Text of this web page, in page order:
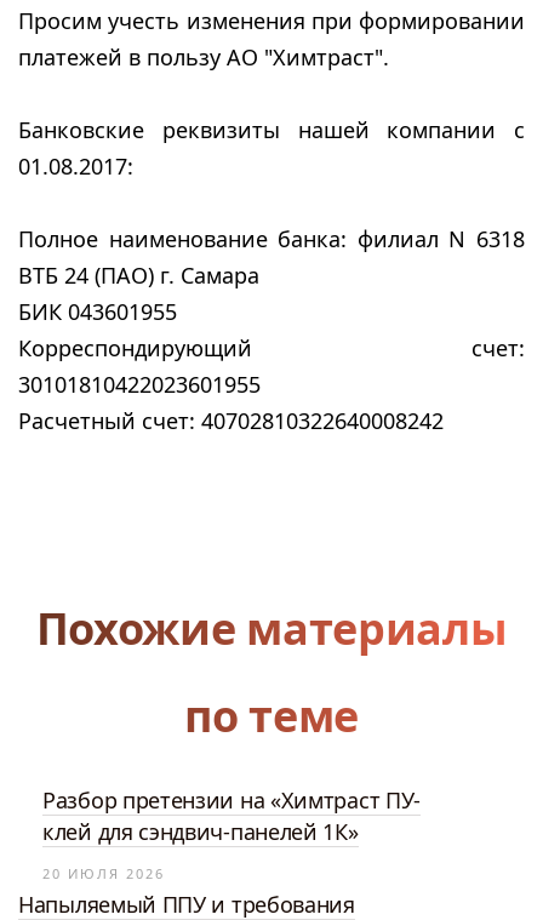
Просим учесть изменения при формировании
платежей в пользу АО "Химтраст".
Банковские реквизиты нашей компании с
01.08.2017:
Полное наименование банка: филиал N 6318
ВТБ 24 (ПАО) г. Самара
БИК 043601955
Корреспондирующий счет:
30101810422023601955
Расчетный счет: 40702810322640008242
Похожие материалы
по теме
Разбор претензии на «Химтраст ПУ-
клей для сэндвич-панелей 1К»
20 ИЮЛЯ 2026
Напыляемый ППУ и требования